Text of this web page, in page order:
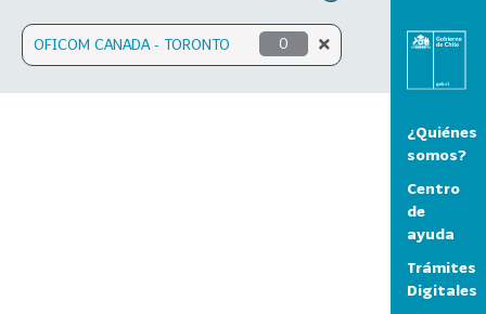
OFICOM CANADA - TORONTO 0
¿Quiénes
somos?
Centro
de
ayuda
Trámites
Digitales